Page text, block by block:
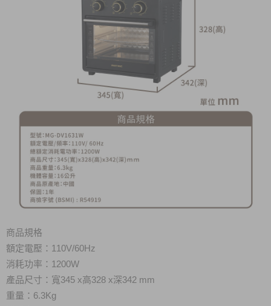
商品規格
額定電壓：110V/60Hz
消耗功率：1200W
產品尺寸：寬345 x高328 x深342 mm
重量：6.3Kg